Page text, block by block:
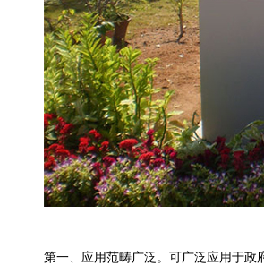
第一、应用范畴广泛。可广泛应用于政